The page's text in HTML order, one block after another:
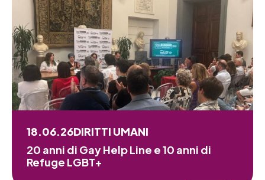
18.06.26DIRITTI UMANI
20 anni di Gay Help Line e 10 anni di
Refuge LGBT+